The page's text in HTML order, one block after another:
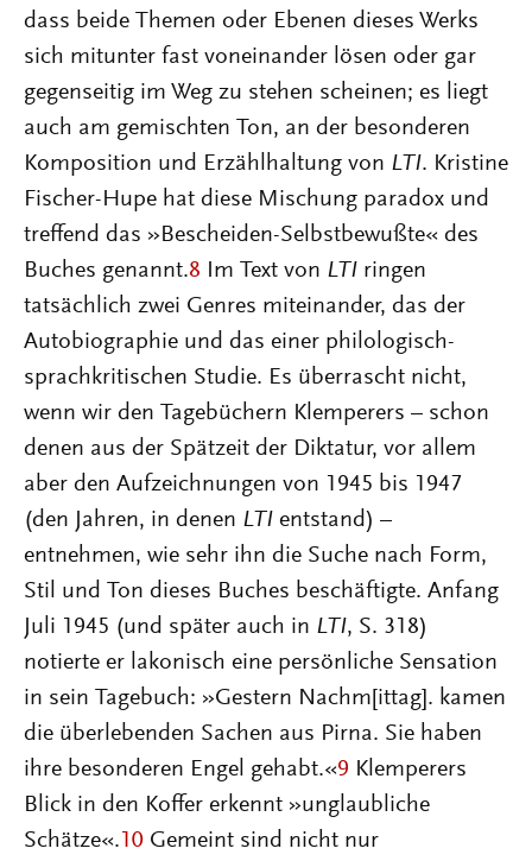
dass beide Themen oder Ebenen dieses Werks
sich mitunter fast voneinander lösen oder gar
gegenseitig im Weg zu stehen scheinen; es liegt
auch am gemischten Ton, an der besonderen
Komposition und Erzählhaltung von LTI. Kristine
Fischer-Hupe hat diese Mischung paradox und
treffend das »Bescheiden-Selbstbewußte« des
Buches genannt.8 Im Text von LTI ringen
tatsächlich zwei Genres miteinander, das der
Autobiographie und das einer philologisch-
sprachkritischen Studie. Es überrascht nicht,
wenn wir den Tagebüchern Klemperers – schon
denen aus der Spätzeit der Diktatur, vor allem
aber den Aufzeichnungen von 1945 bis 1947
(den Jahren, in denen LTI entstand) –
entnehmen, wie sehr ihn die Suche nach Form,
Stil und Ton dieses Buches beschäftigte. Anfang
Juli 1945 (und später auch in LTI, S. 318)
notierte er lakonisch eine persönliche Sensation
in sein Tagebuch: »Gestern Nachm[ittag]. kamen
die überlebenden Sachen aus Pirna. Sie haben
ihre besonderen Engel gehabt.«9 Klemperers
Blick in den Koffer erkennt »unglaubliche
Schätze«. 10 Gemeint sind nicht nur